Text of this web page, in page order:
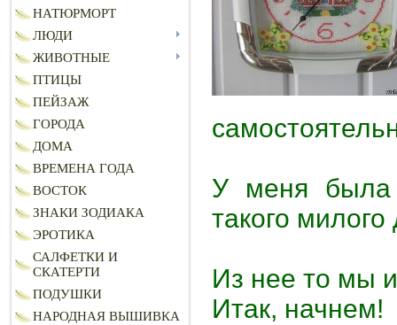
НАТЮРМОРТ
ЛЮДИ
ЖИВОТНЫЕ
ПТИЦЫ
ПЕЙЗАЖ
ГОРОДА
ДОМА
ВРЕМЕНА ГОДА
ВОСТОК
ЗНАКИ ЗОДИАКА
ЭРОТИКА
САЛФЕТКИ И
СКАТЕРТИ
ПОДУШКИ
НАРОДНАЯ ВЫШИВКА
У меня была
такого
Из нее то мы
Итак, начнем!